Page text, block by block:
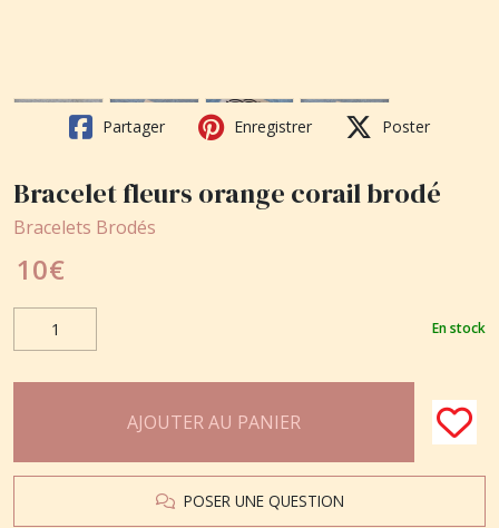
Partager Enregistrer Poster
Bracelet fleurs orange corail brodé
Bracelets Brodés
10€
En stock
AJOUTER AU PANIER
POSER UNE QUESTION